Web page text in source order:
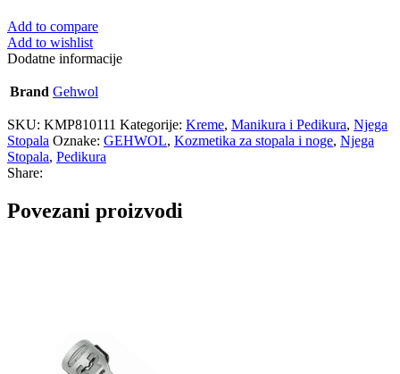
Add to compare
Add to wishlist
Dodatne informacije
Brand Gehwol
SKU: KMP810111 Kategorije: Kreme, Manikura i Pedikura, Njega
Stopala Oznake: GEHWOL, Kozmetika za stopala i noge, Njega
Stopala, Pedikura
Share:
Povezani proizvodi